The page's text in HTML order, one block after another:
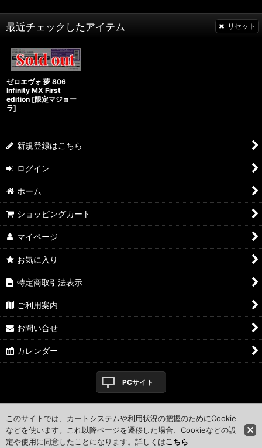
最近チェックしたアイテム リセット
ゼロエヴォ 夢 806
Infinity MX First
edition [限定マジョー
ラ]
新規登録はこちら
ログイン
ホーム
ショッピングカート
マイページ
お気に入り
特定商取引法表示
ご利用案内
お問い合せ
カレンダー
PCサイト
Copyright (C) 2007 squid-mania.com All Rights Reserved.
【掲載の記事・写真・イラストなどの無断複写・転載等を禁じま
す。】
このサイトでは、カートシステムや利用状況の把握のためにCookie
などを使います。これ以降ページを遷移した場合、Cookieなどの設
定や使用に同意したことになります。詳しくはこちら